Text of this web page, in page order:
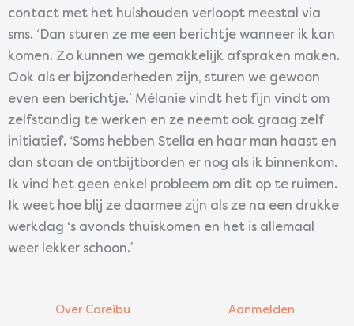
contact met het huishouden verloopt meestal via
sms. ‘Dan sturen ze me een berichtje wanneer ik kan
komen. Zo kunnen we gemakkelijk afspraken maken.
Ook als er bijzonderheden zijn, sturen we gewoon
even een berichtje.’ Mélanie vindt het fijn vindt om
zelfstandig te werken en ze neemt ook graag zelf
initiatief. ‘Soms hebben Stella en haar man haast en
dan staan de ontbijtborden er nog als ik binnenkom.
Ik vind het geen enkel probleem om dit op te ruimen.
Ik weet hoe blij ze daarmee zijn als ze na een drukke
werkdag ‘s avonds thuiskomen en het is allemaal
weer lekker schoon.’
Over Careibu
Aanmelden